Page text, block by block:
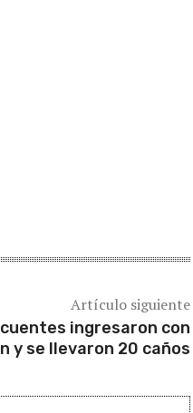
Artículo siguiente
ingresaron con
y se llevaron 20 caños